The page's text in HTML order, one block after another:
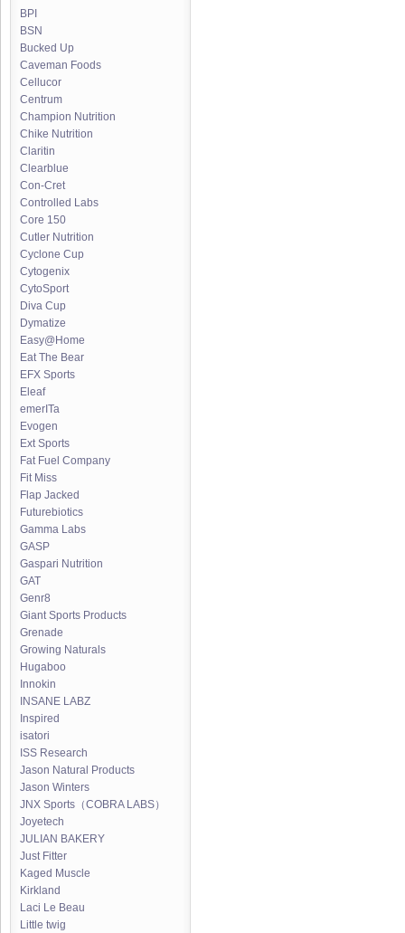
BPI
BSN
Bucked Up
Caveman Foods
Cellucor
Centrum
Champion Nutrition
Chike Nutrition
Claritin
Clearblue
Con-Cret
Controlled Labs
Core 150
Cutler Nutrition
Cyclone Cup
Cytogenix
CytoSport
Diva Cup
Dymatize
Easy@Home
Eat The Bear
EFX Sports
Eleaf
emerITa
Evogen
Ext Sports
Fat Fuel Company
Fit Miss
Flap Jacked
Futurebiotics
Gamma Labs
GASP
Gaspari Nutrition
GAT
Genr8
Giant Sports Products
Grenade
Growing Naturals
Hugaboo
Innokin
INSANE LABZ
Inspired
isatori
ISS Research
Jason Natural Products
Jason Winters
JNX Sports（COBRA LABS）
Joyetech
JULIAN BAKERY
Just Fitter
Kaged Muscle
Kirkland
Laci Le Beau
Little twig